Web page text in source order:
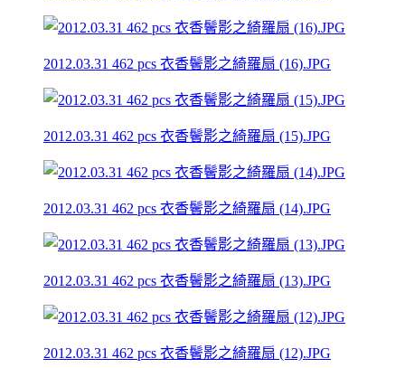
2012.03.31 462 pcs 衣香鬢影之綺羅扇 (16).JPG
2012.03.31 462 pcs 衣香鬢影之綺羅扇 (15).JPG
2012.03.31 462 pcs 衣香鬢影之綺羅扇 (14).JPG
2012.03.31 462 pcs 衣香鬢影之綺羅扇 (13).JPG
2012.03.31 462 pcs 衣香鬢影之綺羅扇 (12).JPG